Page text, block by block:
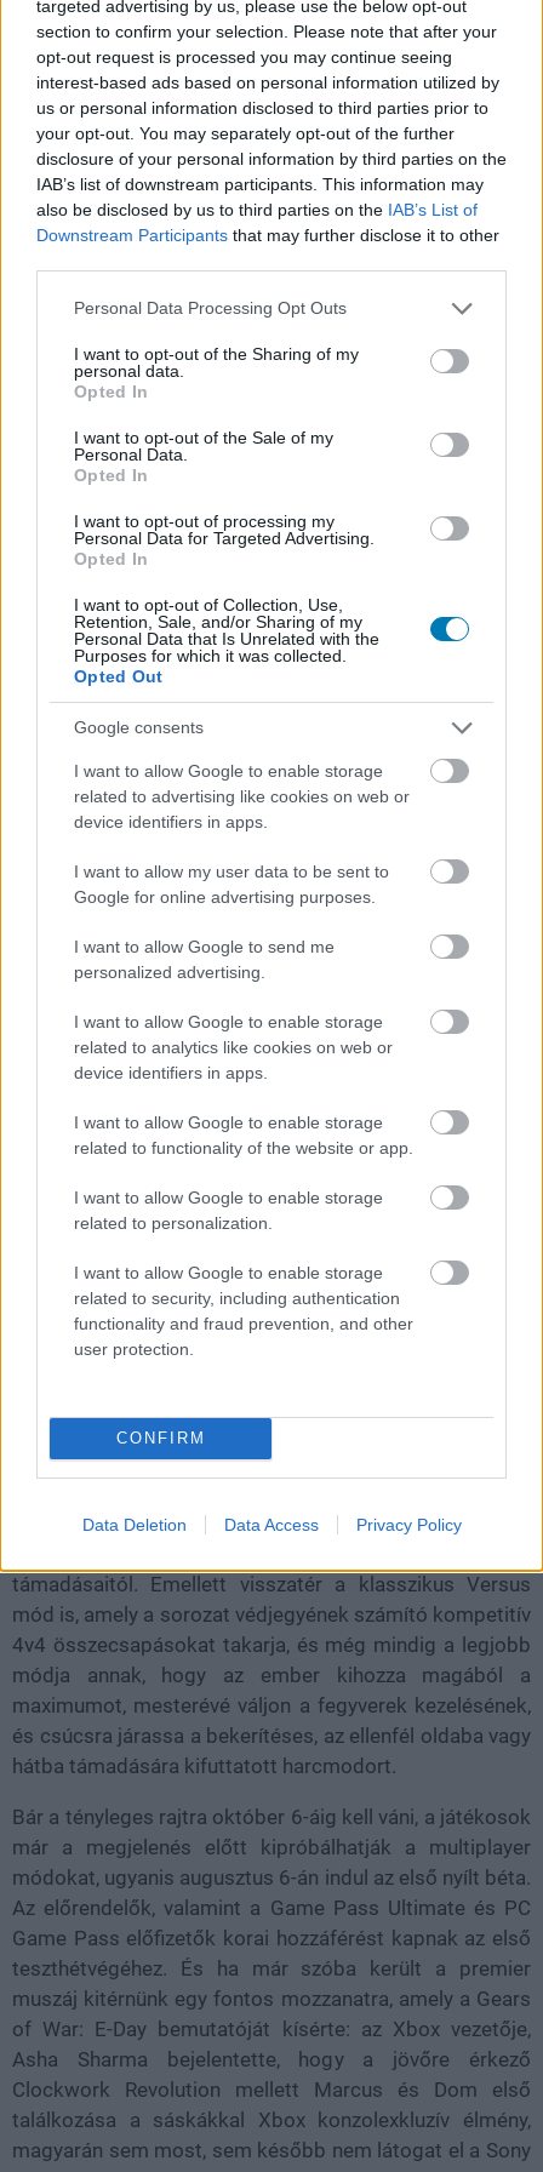
targeted advertising by us, please use the below opt-out
section to confirm your selection. Please note that after your
opt-out request is processed you may continue seeing
interest-based ads based on personal information utilized by
us or personal information disclosed to third parties prior to
your opt-out. You may separately opt-out of the further
disclosure of your personal information by third parties on the
IAB’s list of downstream participants. This information may
also be disclosed by us to third parties on the IAB’s List of
Downstream Participants that may further disclose it to other
Please note that this website/app uses one or more Google
not limited to your visit or usage behaviour. You may click to
grant or deny consent to Google and its third-party tags to
use your data for below specified purposes in below Google
consent section.
Personal Data Processing Opt Outs
I want to opt-out of the Sharing of my
personal data.
Opted In
I want to opt-out of the Sale of my
Personal Data.
Opted In
I want to opt-out of processing my
Personal Data for Targeted Advertising.
Opted In
I want to opt-out of Collection, Use,
Retention, Sale, and/or Sharing of my
Personal Data that Is Unrelated with the
Purposes for which it was collected.
Opted Out
Google consents
I want to allow Google to enable storage
related to advertising like cookies on web or
device identifiers in apps.
I want to allow my user data to be sent to
Google for online advertising purposes.
I want to allow Google to send me
personalized advertising.
I want to allow Google to enable storage
related to analytics like cookies on web or
device identifiers in apps.
I want to allow Google to enable storage
related to functionality of the website or app.
I want to allow Google to enable storage
related to personalization.
I want to allow Google to enable storage
related to security, including authentication
functionality and fraud prevention, and other
user protection.
CONFIRM
Data Deletion Data Access Privacy Policy
sorozat történetében először ugrani is lehet majd, és
összességében sokkal természetesebbnek hatnak a
mozgásanimációk. Mindez jóval vertikálisabb
pályatervezést tesz lehetővé, így a harcok tetőkön,
erkélyeken és romos épületek különböző szintjein is
zajlanak majd.
Visszatérnek az ún. E-hole-ok is, amelyekből a Locustok
törnek elő a föld alól, és ahogy korrábban, úgy most sem
részét is képezik. A megfelelő helyre dobott gránáttal
például lezárhatók ezek a nyílások, és ha ezt időben
megtesszük, kevesebb ellenféllel kell megküzdenünk.
Emellett a környezet rombolhatósága is nagyobb
hangsúlyt kap, így a folyamatos amortiziációna kitett
fedezékek megsemmisülhetnek a harcok során.
A fegyverarzenál több új eszközzel bővül. A klasszikus
gránátvető, amely irányított robbantásra képes, valamint
az Incinerator, egy Imulsion-alapú sörétes puska, amely
szó szerint megolvasztja az ellenfeleket. A játék emellett
megmutatja az ikonikus láncfűrészes Lancer születését
is, amelyet a katonák rögtönöznek a harctéren az invázió
első napjaiban.
of War: E- Day élménycsomagja, a The Coalition gondolt
a többjátékos módok szerelmeseire is. Számukra a
amelyben tizenkét játékos, három különálló osztagba
támadásaitól. Emellett visszatér a klasszikus Versus
mód is, amely a sorozat védjegyének számító kompetitív
4v4 összecsapásokat takarja, és még mindig a legjobb
módja annak, hogy az ember kihozza magából a
maximumot, mesterévé váljon a fegyverek kezelésének,
és csúcsra járassa a bekerítéses, az ellenfél oldaba vagy
hátba támadására kifuttatott harcmodort.
Bár a tényleges rajtra október 6-áig kell váni, a játékosok
már a megjelenés előtt kipróbálhatják a multiplayer
módokat, ugyanis augusztus 6-án indul az első nyílt béta.
Az előrendelők, valamint a Game Pass Ultimate és PC
Game Pass előfizetők korai hozzáférést kapnak az első
teszthétvégéhez. És ha már szóba került a premier
muszáj kitérnünk egy fontos mozzanatra, amely a Gears
of War: E-Day bemutatóját kísérte: az Xbox vezetője,
Asha Sharma bejelentette, hogy a jövőre érkező
Clockwork Revolution mellett Marcus és Dom első
találkozása a sáskákkal Xbox konzolexkluzív élmény,
magyarán sem most, sem később nem látogat el a Sony